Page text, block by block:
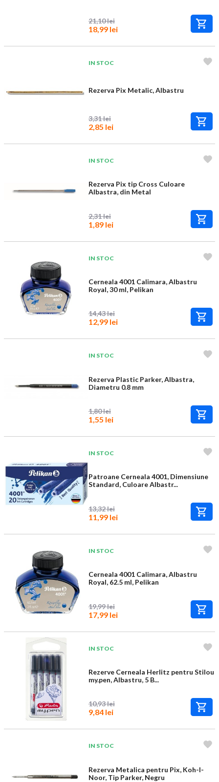
21,10 lei
18,99 lei
IN STOC
Rezerva Pix Metalic, Albastru
3,31 lei
2,85 lei
IN STOC
Rezerva Pix tip Cross Culoare
Albastra, din Metal
2,31 lei
1,89 lei
IN STOC
Cerneala 4001 Calimara, Albastru
Royal, 30 ml, Pelikan
14,43 lei
12,99 lei
IN STOC
Rezerva Plastic Parker, Albastra,
Diametru 0.8 mm
1,80 lei
1,55 lei
IN STOC
Patroane Cerneala 4001, Dimensiune
Standard, Culoare Albastr...
13,32 lei
11,99 lei
IN STOC
Cerneala 4001 Calimara, Albastru
Royal, 62.5 ml, Pelikan
19,99 lei
17,99 lei
IN STOC
Rezerve Cerneala Herlitz pentru Stilou
my.pen, Albastru, 5 B...
10,93 lei
9,84 lei
IN STOC
Rezerva Metalica pentru Pix, Koh-I-
Noor, Tip Parker, Negru